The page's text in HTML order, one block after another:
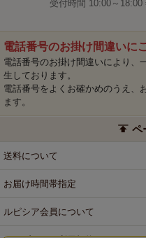
受付時間 10:00～18:00
電話番号のお掛け間違いに
電話番号のお掛け間違いにより、
生しております。
電話番号をよくお確かめのうえ、
ます。
ペ
送料について
お届け時間帯指定
ルピシア会員について